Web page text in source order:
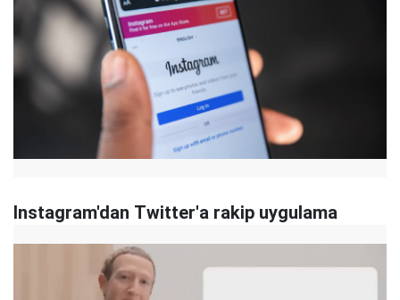
Instagram'dan Twitter'a rakip uygulama